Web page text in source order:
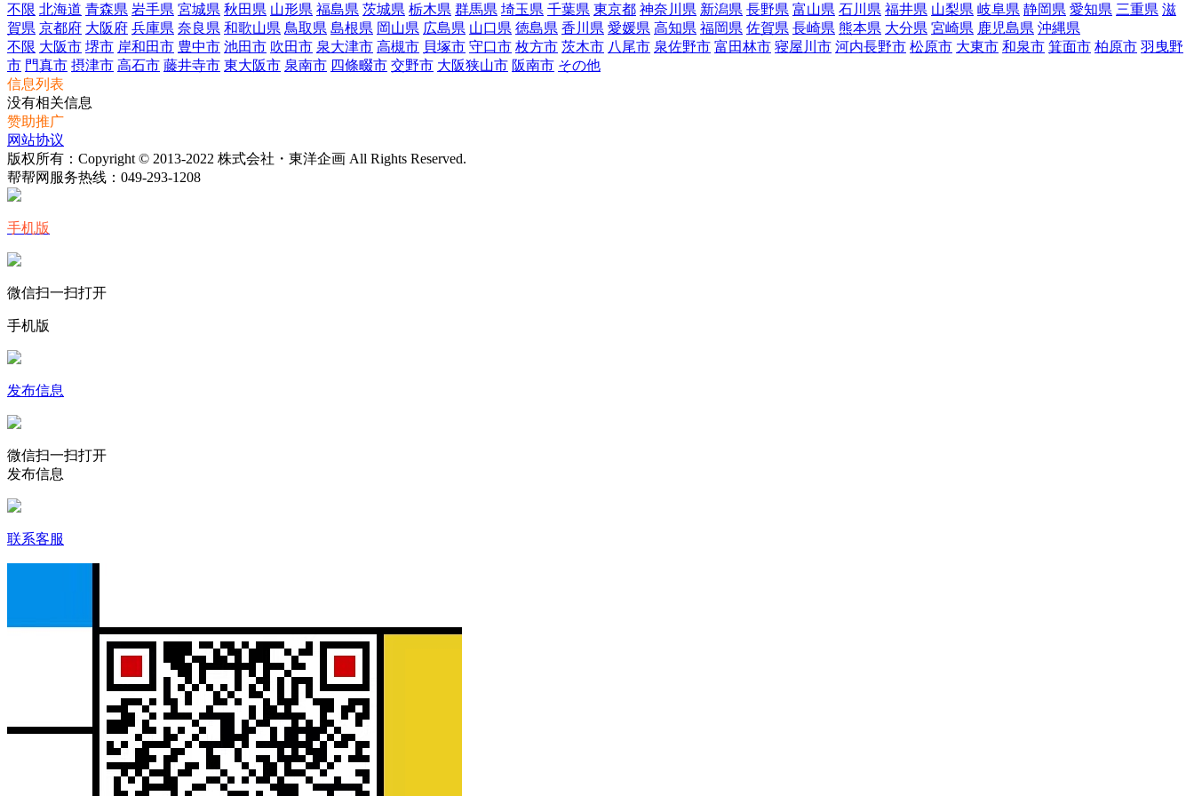
不限 北海道 青森県 岩手県 宮城県 秋田県 山形県 福島県 茨城県 栃木県 群馬県 埼玉県 千葉県 東京都 神奈川県 新潟県 長野県 富山県 石川県 福井県 山梨県 岐阜県 静岡県 愛知県 三重県 滋
賀県 京都府 大阪府 兵庫県 奈良県 和歌山県 鳥取県 島根県 岡山県 広島県 山口県 徳島県 香川県 愛媛県 高知県 福岡県 佐賀県 長崎県 熊本県 大分県 宮崎県 鹿児島県 沖縄県
不限 大阪市 堺市 岸和田市 豊中市 池田市 吹田市 泉大津市 高槻市 貝塚市 守口市 枚方市 茨木市 八尾市 泉佐野市 富田林市 寝屋川市 河内長野市 松原市 大東市 和泉市 箕面市 柏原市 羽曳野
市 門真市 摂津市 高石市 藤井寺市 東大阪市 泉南市 四條畷市 交野市 大阪狭山市 阪南市 その他
信息列表
没有相关信息
赞助推广
网站协议
版权所有：Copyright © 2013-2022 株式会社・東洋企画 All Rights Reserved.
帮帮网服务热线： 049-293-1208
手机版
微信扫一扫打开
手机版
发布信息
微信扫一扫打开
发布信息
联系客服